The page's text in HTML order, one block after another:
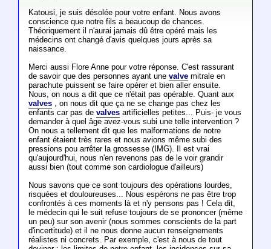
Katousi, je suis désolée pour votre enfant. Nous avons
conscience que notre fils a beaucoup de chances.
Théoriquement il n'aurai jamais dû être opéré mais les
médecins ont changé d'avis quelques jours après sa
naissance.
Merci aussi Flore Anne pour votre réponse. C'est rassurant
de savoir que des personnes ayant une valvemitrale en
parachute puissent se faire opérer et bien aller ensuite.
Nous, on nous a dit que ce n'était pas opérable. Quant aux
valves, on nous dit que ça ne se change pas chez les
enfants car pas de valvesartificielles petites... Puis- je vous
demander à quel âge avez-vous subi une telle intervention ?
On nous a tellement dit que les malformations de notre
enfant étaient très rares et nous avions même subi des
pressions pou arrêter la grossesse (IMG). Il est vrai
qu'aujourd'hui, nous n'en revenons pas de le voir grandir
aussi bien (tout comme son cardiologue d'ailleurs)
Nous savons que ce sont toujours des opérations lourdes,
risquées et douloureuses... Nous espérons ne pas être trop
confrontés à ces moments là et n'y pensons pas ! Cela dit,
le médecin qui le suit refuse toujours de se prononcer (même
un peu) sur son avenir (nous sommes conscients de la part
d'incertitude) et il ne nous donne aucun renseignements
réalistes ni concrets. Par exemple, c'est à nous de tout